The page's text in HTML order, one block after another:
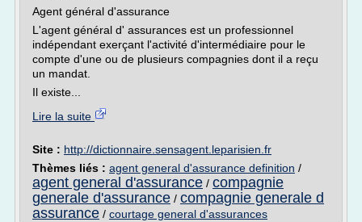
Agent général d'assurance
L'agent général d' assurances est un professionnel
indépendant exerçant l'activité d'intermédiaire pour le
compte d'une ou de plusieurs compagnies dont il a reçu
un mandat.
Il existe...
Lire la suite
Site : http://dictionnaire.sensagent.leparisien.fr
Thèmes liés : agent general d'assurance definition /
agent general d'assurance / compagnie
generale d'assurance / compagnie generale d
assurance / courtage general d'assurances